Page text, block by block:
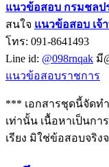
แนวข้อสอบ กรมชลป
สนใจ แนวข้อสอบ เจ้
โทร: 091-8641493
Line id: @098rnqak มี
แนวข้อสอบราชการ
*** เอกสารชุดนี้จัดท
เท่านั้น เนื้อหาเป็นกา
เรียง มิใช่ข้อสอบจริ